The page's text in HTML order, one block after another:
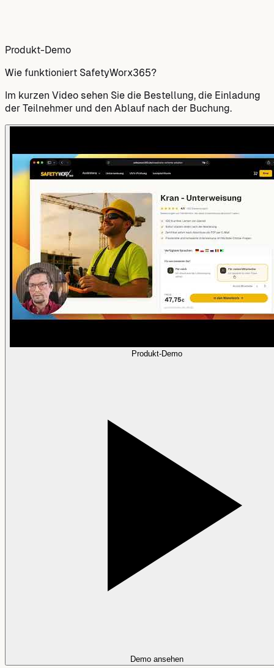
Produkt-Demo
Wie funktioniert SafetyWorx365?
Im kurzen Video sehen Sie die Bestellung, die Einladung
der Teilnehmer und den Ablauf nach der Buchung.
Produkt-Demo
Demo ansehen